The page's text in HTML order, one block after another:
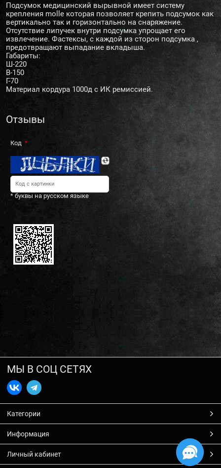
Подсумок медицинский вырывной имеет систему
крепления molle которая позволяет крепить подсумок как
вертикально так и горизонтально на снаряжение.
Отсутствие липучек внутри подсумка упрощает его
извлечение. Фастексы, с каждой из сторон подсумка ,
предотвращают выпадание вкладыша.
Габариты:
Ш-220
В-150
Г-70
Материал кордура 1000д с ИК ремиссией.
Отзывы
Код
* буквы на русском языке
МЫ В СОЦ СЕТЯХ
Категории
Информация
Личный кабинет